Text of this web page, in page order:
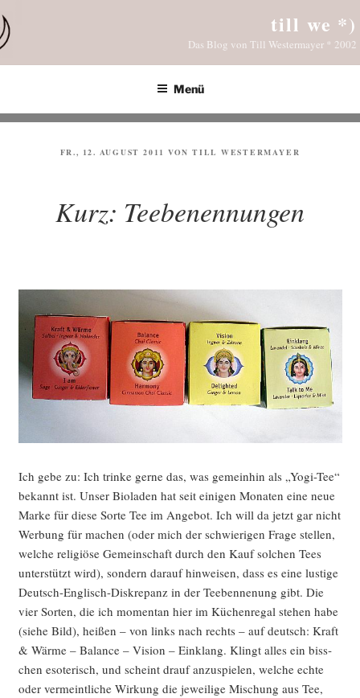
Inhalt
springen
till we *)
Das Blog von Till Westermayer * 2002
Menü
VERÖFFENTLICHT
FR., 12. AUGUST 2011 VON TILL WESTERMAYER
Kurz: Teebenennungen
Ich gebe zu: Ich trin­ke ger­ne das, was gemein­hin als „Yogi-Tee“
bekannt ist. Unser Bio­la­den hat seit eini­gen Mona­ten eine neue
Mar­ke für die­se Sor­te Tee im Ange­bot. Ich will da jetzt gar nicht
Wer­bung für machen (oder mich der schwie­ri­gen Fra­ge stel­len,
wel­che reli­giö­se Gemein­schaft durch den Kauf sol­chen Tees
unter­stützt wird), son­dern dar­auf hin­wei­sen, dass es eine lus­ti­ge
Deutsch-Eng­lisch-Dis­kre­panz in der Teeben­nen­ung gibt. Die
vier Sor­ten, die ich momen­tan hier im Küchen­re­gal ste­hen habe
(sie­he Bild), hei­ßen – von links nach rechts – auf deutsch: Kraft
& Wär­me – Balan­ce – Visi­on – Ein­klang. Klingt alles ein biss­
chen eso­te­risch, und scheint drauf anzu­spie­len, wel­che ech­te
oder ver­meint­li­che Wir­kung die jewei­li­ge Mischung aus Tee,